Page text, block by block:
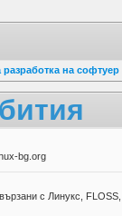
разработка на
bg.org
с Линукс,